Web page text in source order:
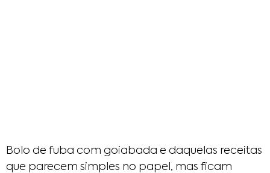
Bolo de fuba com goiabada e daquelas receitas
que parecem simples no papel, mas ficam